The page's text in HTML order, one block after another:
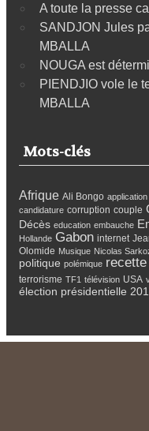
A toute la presse
SANDJON Jules
MBALLA
NOUGA est
PIENDJIO vole le
MBALLA
Mots-clés
Afrique Ali Bongo application
candidature corruption couple
Décès education embauche
Hollande Gabon internet
Olomide Musique Nicolas
politique polémique
terrorisme TF1 télévision USA
élection présidentielle